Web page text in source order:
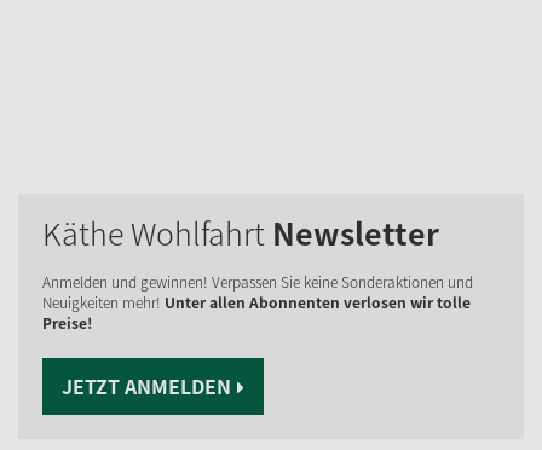
Käthe Wohlfahrt Newsletter
Anmelden und gewinnen! Verpassen Sie keine Sonderaktionen und
Neuigkeiten mehr! Unter allen Abonnenten verlosen wir tolle
Preise!
JETZT ANMELDEN